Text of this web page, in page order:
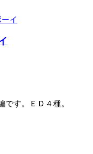
す。ＥＤ４種。